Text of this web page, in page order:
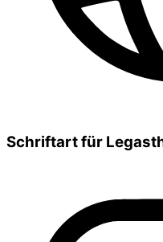
Schriftart für